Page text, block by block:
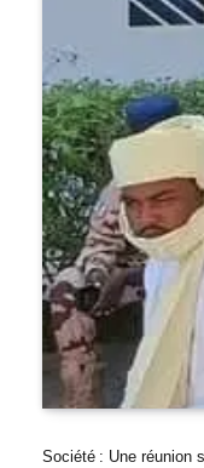
Société : Une réunion